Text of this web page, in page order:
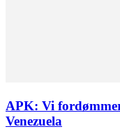
APK: Vi
Venezuela